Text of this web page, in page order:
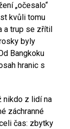
„očesalo“
kvůli tomu
a trup se zřítil
byly
Bangkoku
hranic s
nikdo z lidí na
záchranné
čas: zbytky